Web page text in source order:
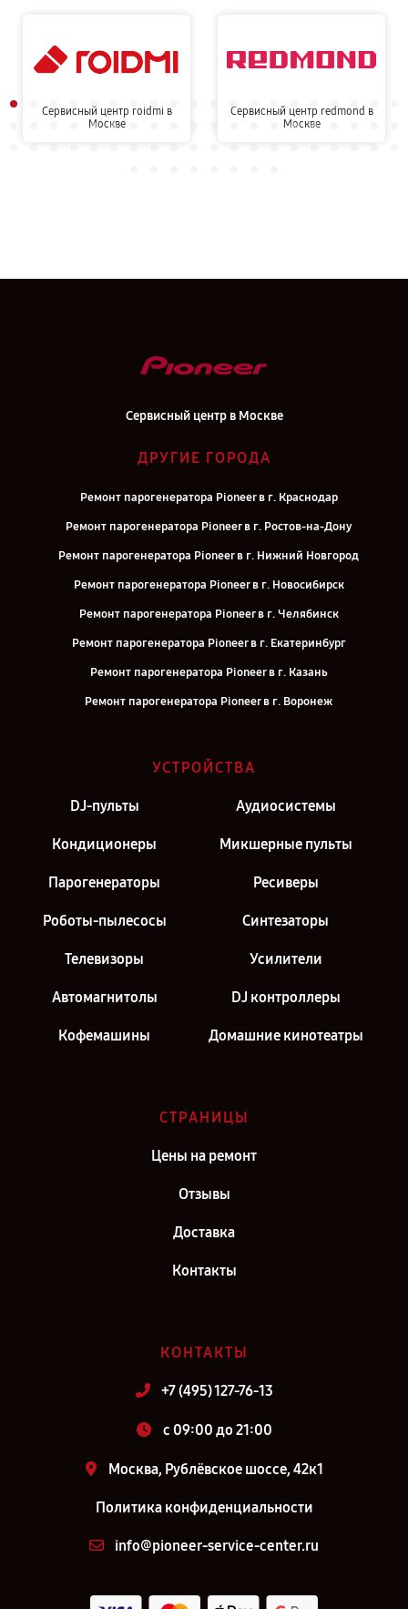
Сервисный центр roidmi в
Москве
Сервисный центр redmond в
Москве
Сервисный центр в Москве
ДРУГИЕ ГОРОДА
Ремонт парогенератора Pioneer в г. Краснодар
Ремонт парогенератора Pioneer в г. Ростов-на-Дону
Ремонт парогенератора Pioneer в г. Нижний Новгород
Ремонт парогенератора Pioneer в г. Новосибирск
Ремонт парогенератора Pioneer в г. Челябинск
Ремонт парогенератора Pioneer в г. Екатеринбург
Ремонт парогенератора Pioneer в г. Казань
Ремонт парогенератора Pioneer в г. Воронеж
Ремонт парогенератора Pioneer в г. Самара
Ремонт парогенератора Pioneer в г. Санкт-Петербург
УСТРОЙСТВА
DJ-пульты Аудиосистемы
Кондиционеры Микшерные пульты
Парогенераторы Ресиверы
Роботы-пылесосы Синтезаторы
Телевизоры Усилители
Автомагнитолы DJ контроллеры
Кофемашины Домашние кинотеатры
СТРАНИЦЫ
Цены на ремонт
Отзывы
Доставка
Контакты
КОНТАКТЫ
+7 (495) 127-76-13
c 09:00 до 21:00
Москва, Рублёвское шоссе, 42к1
Политика конфиденциальности
info@pioneer-service-center.ru